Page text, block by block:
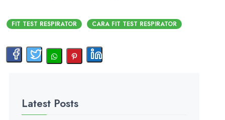
FIT TEST RESPIRATOR CARA FIT TEST RESPIRATOR
Latest Posts